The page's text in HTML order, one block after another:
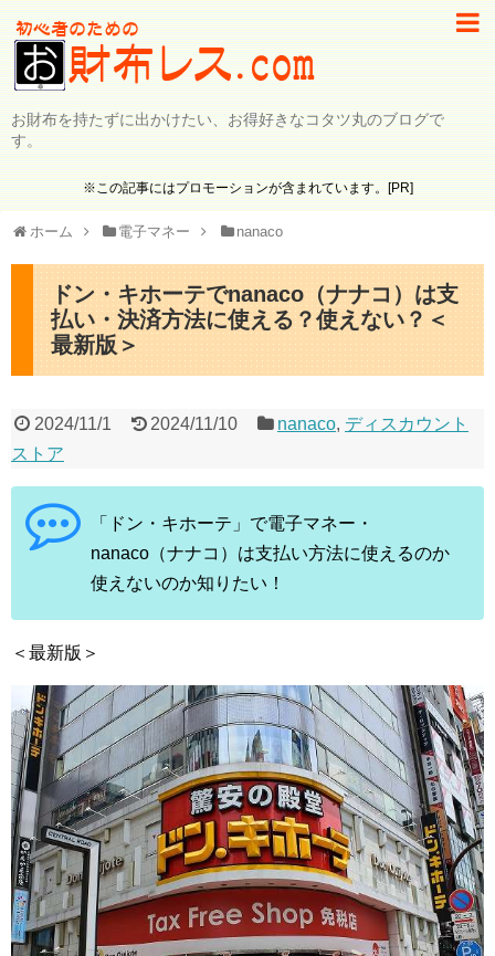
お財布を持たずに出かけたい、お得好きなコタツ丸のブログで
す。
※この記事にはプロモーションが含まれています。[PR]
ホーム 電子マネー nanaco
ドン・キホーテでnanaco（ナナコ）は支
払い・決済方法に使える？使えない？＜
最新版＞
2024/11/1 2024/11/10 nanaco, ディスカウント
ストア
「ドン・キホーテ」で電子マネー・
nanaco（ナナコ）は支払い方法に使えるのか
使えないのか知りたい！
＜最新版＞